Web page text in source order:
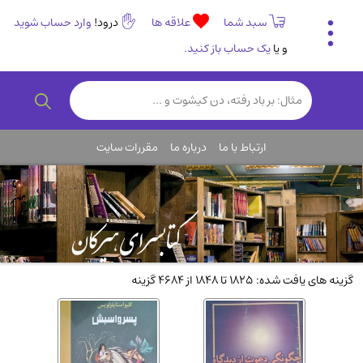
سبد شما علاقه ها درود! وارد حساب شوید
و یایک حساب باز کنید.
تاریخی و فرهنگی
(838)
رمان و داستان ایرانی(307)
روانشناسی(357)
انگلیسی و زبان خارجی(14)
کودکان و نوجوانان(76)
کتب نادر و کمیاب(19)
روانشناسی(112)
طب گیاهی و سنتی(45)
فلسفه و جامعه شناسی
ادبیات و شعر(511)
ارتباط با ما درباره ما مقررات سایت
گزینه های یافت شده: 1825 تا 1848 از 4684 گزینه